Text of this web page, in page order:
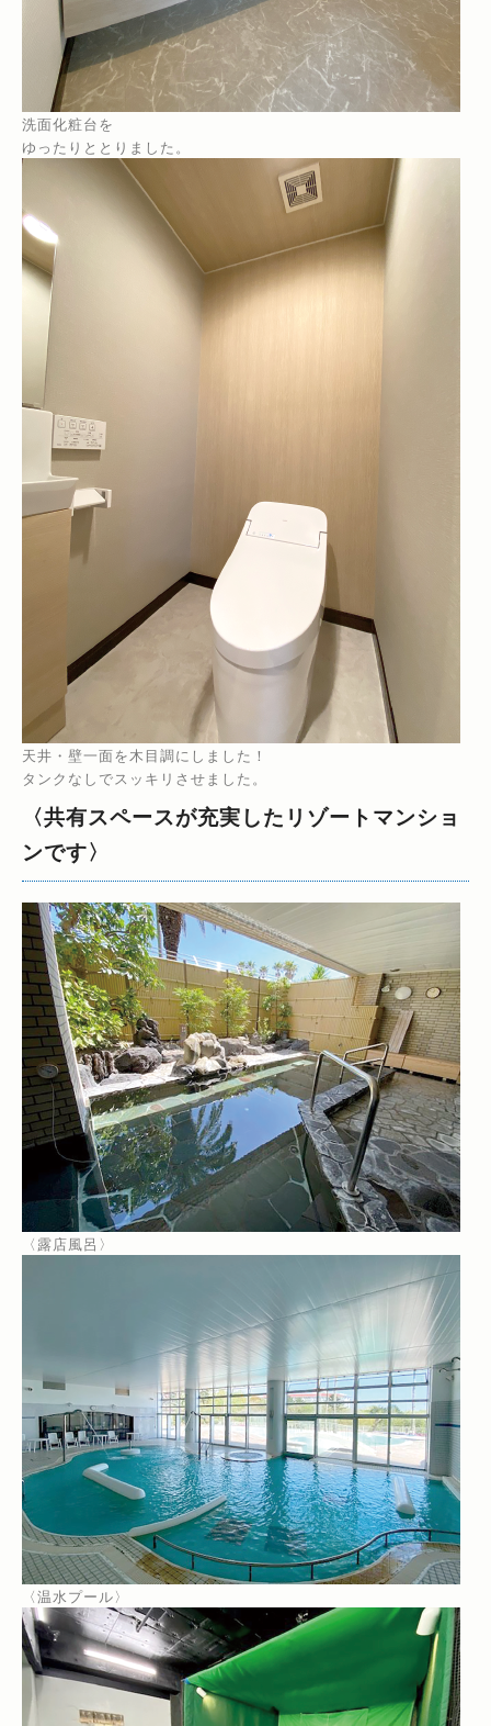
洗面化粧台を
ゆったりととりました。
天井・壁一面を木目調にしました！
タンクなしでスッキリさせました。
〈共有スペースが充実したリゾートマンショ
ンです〉
〈露店風呂〉
〈温水プール〉